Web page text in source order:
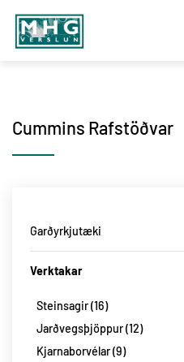
Fara
Cummins Rafstöðvar
Garðyrkjutæki
Keðjusagir
Blásarar 5
Sláttu-Traktorar 5
Sláttu Róbotar 19
Verktakar
Steinsagir 16
Jarðvegsþjöppur 12
Kjarnaborvélar 9